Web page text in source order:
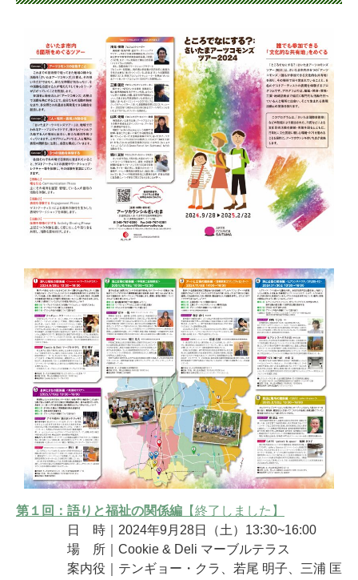
第１回：語りと福祉の関係編 【終了しました】
日 時｜2024年9月28日（土）13:30~16:00
場 所｜Cookie & Deli マーブルテラス
案内役｜テンギョー・クラ、若尾 明子、三浦 匡